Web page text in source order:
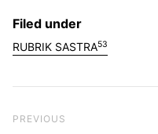
Filed under
RUBRIK SASTRA53
Previous Post
PREVIOUS